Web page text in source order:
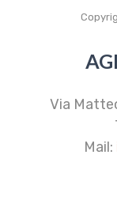
Via
Mail: